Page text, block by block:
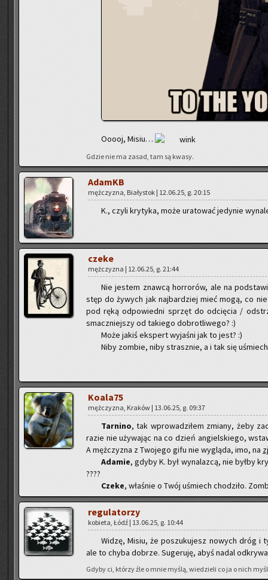
Ooooj, Misiu…
Gdzie nie ma zasad, tam są kwasy.
AdamKB
męż­czy­zna, Bia­ły­stok | 12.06.25, g. 20:15
K., czyli kry­ty­ka, może ura­to­wać je­dy­nie
czeke
męż­czy­zna | 12.06.25, g. 21:44
Nie je­stem znaw­cą hor­ro­rów, ale na
stęp do ży­wych jak naj­bar­dziej mieć mogą, co
pod ręką od­po­wied­ni sprzęt do od­cię­cia /
smacz­niej­szy od ta­kie­go do­bro­tli­we­go? :)
Może jakiś eks­pert wy­ja­śni jak to jest? :)
Niby zom­bie, niby strasz­nie, a i tak się
Ko­ala­75
męż­czy­zna, Kra­ków | 13.06.25, g. 09:37
Tar­ni­no, tak wpro­wa­dzi­łem zmia­ny, żeby
razie nie uży­wa­jąc na co dzień an­giel­skie­go,
A męż­czy­zna z Two­je­go gifu nie wy­glą­da, imo, na
Ada­mie, gdyby K. był wy­na­laz­cą, nie byłby
????
Czeke, wła­śnie o Twój uśmiech cho­dzi­ło.
re­gu­la­to­rzy
ko­bie­ta, Łódź | 13.06.25, g. 10:44
Widzę, Misiu, że po­szu­ku­jesz no­wych dróg i
ale to chyba do­brze. Su­ge­ru­ję, abyś nadal
Gdyby ci, któ­rzy źle o mnie myślą, wie­dzie­li co ja o nich